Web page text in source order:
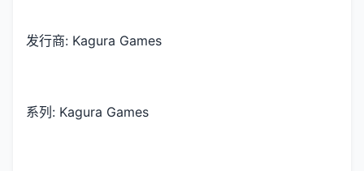
发行商: Kagura Games
系列: Kagura Games